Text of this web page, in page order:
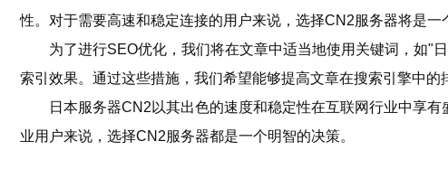
性。对于需要高速和稳定连接的用户来说，选择CN2服务器将是一
为了进行SEO优化，我们将在文章中适当地使用关键词，如"
索引效果。通过这些措施，我们希望能够提高文章在搜索引擎中的
日本服务器CN2以其出色的速度和稳定性在互联网行业中享
业用户来说，选择CN2服务器都是一个明智的决策。